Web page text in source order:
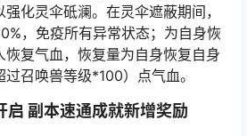
强化灵伞砥澜。在灵伞遮蔽期间，
，免疫所有异常状态；为自身恢
恢复气血，恢复量为自身恢复自身
召唤兽等级*100）点气血。
启 副本速通成就新增奖励